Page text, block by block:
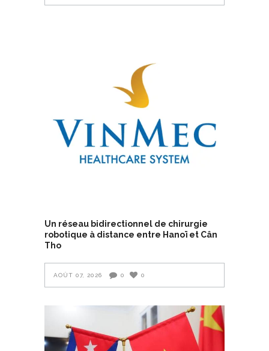
Un réseau bidirectionnel de chirurgie
robotique à distance entre Hanoï et Cân
Tho
AOÛT 07, 2026 0 0